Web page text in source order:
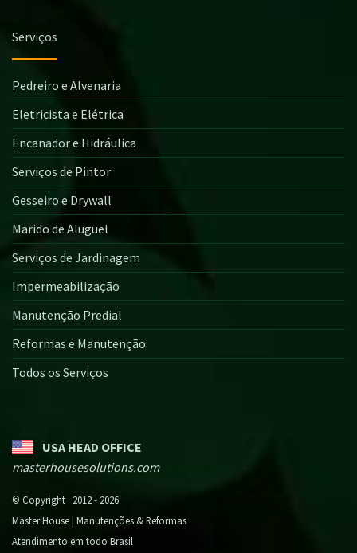
Serviços
Pedreiro e Alvenaria
Eletricista e Elétrica
Encanador e Hidráulica
Serviços de Pintor
Gesseiro e Drywall
Marido de Aluguel
Serviços de Jardinagem
Impermeabilização
Manutenção Predial
Reformas e Manutenção
Todos os Serviços
USA HEAD OFFICE
masterhousesolutions.com
© Copyright 2012 - 2026
Master House | Manutenções & Reformas
Atendimento em todo Brasil